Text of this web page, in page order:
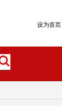
设为首页